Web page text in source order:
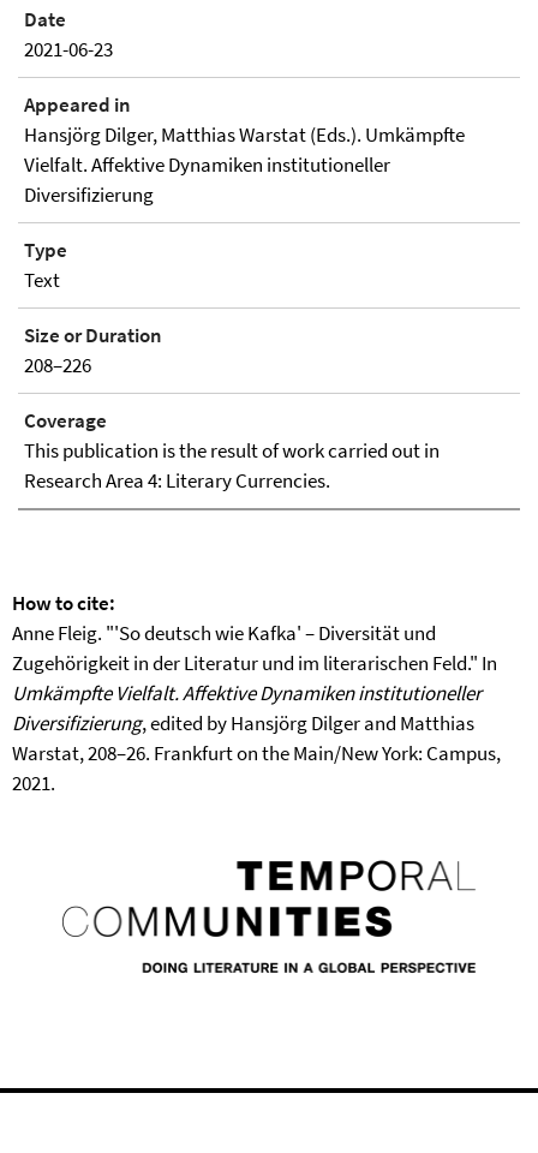
Date
2021-06-23
Appeared in
Hansjörg Dilger, Matthias Warstat (Eds.). Umkämpfte
Vielfalt. Affektive Dynamiken institutioneller
Diversifizierung
Type
Text
Size or Duration
208–226
Coverage
This publication is the result of work carried out in
Research Area 4: Literary Currencies.
How to cite:
Anne Fleig. "'So deutsch wie Kafka' – Diversität und
Zugehörigkeit in der Literatur und im literarischen Feld." In
Umkämpfte Vielfalt. Affektive Dynamiken institutioneller
Diversifizierung, edited by Hansjörg Dilger and Matthias
Warstat, 208–26. Frankfurt on the Main/New York: Campus,
2021.